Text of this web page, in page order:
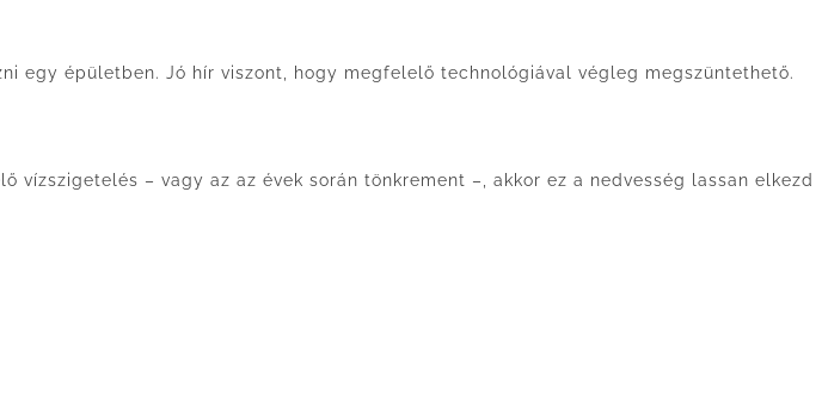
egy épületben. Jó hír viszont, hogy megfelelő technológiával végleg megszüntethető.
– vagy az az évek során tönkrement –, akkor ez a nedvesség lassan elkezd